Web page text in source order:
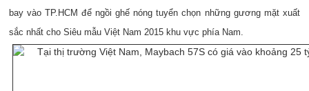
bay vào TP.HCM để ngồi ghế nóng tuyển chọn những gương mặt xuất
sắc nhất cho Siêu mẫu Việt Nam 2015 khu vực phía Nam.